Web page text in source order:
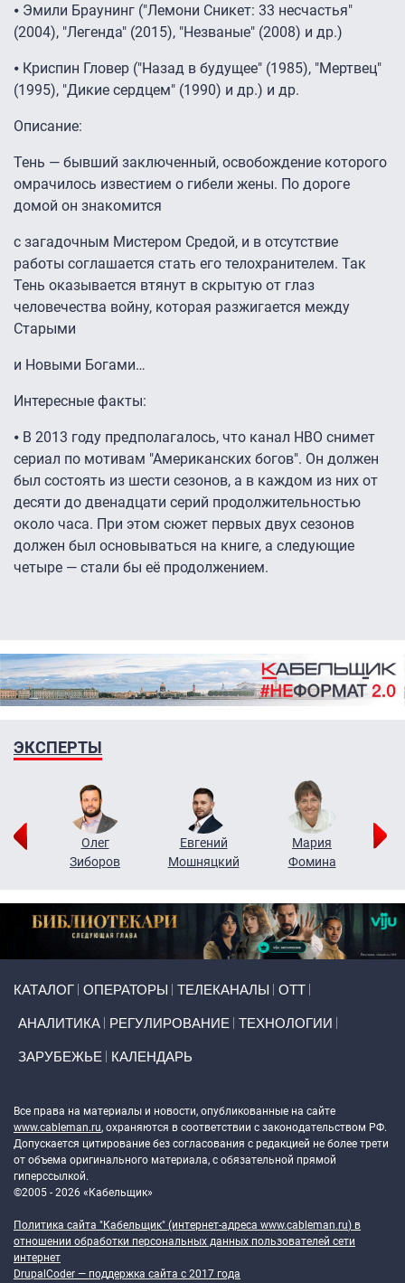
⦁ Эмили Браунинг ("Лемони Сникет: 33 несчастья"
(2004), "Легенда" (2015), "Незваные" (2008) и др.)
⦁ Криспин Гловер ("Назад в будущее" (1985), "Мертвец"
(1995), "Дикие сердцем" (1990) и др.) и др.
Описание:
Тень — бывший заключенный, освобождение которого
омрачилось известием о гибели жены. По дороге
домой он знакомится
с загадочным Мистером Средой, и в отсутствие
работы соглашается стать его телохранителем. Так
Тень оказывается втянут в скрытую от глаз
человечества войну, которая разжигается между
Старыми
и Новыми Богами…
Интересные факты:
⦁ В 2013 году предполагалось, что канал HBO снимет
сериал по мотивам "Американских богов". Он должен
был состоять из шести сезонов, а в каждом из них от
десяти до двенадцати серий продолжительностью
около часа. При этом сюжет первых двух сезонов
должен был основываться на книге, а следующие
четыре — стали бы её продолжением.
ЭКСПЕРТЫ
Олег
Зиборов
Евгений
Мошняцкий
Мария
Фомина
КАТАЛОГ ОПЕРАТОРЫ ТЕЛЕКАНАЛЫ ОТТ
АНАЛИТИКА РЕГУЛИРОВАНИЕ ТЕХНОЛОГИИ
ЗАРУБЕЖЬЕ КАЛЕНДАРЬ
Все права на материалы и новости, опубликованные на сайте
www.cableman.ru, охраняются в соответствии с законодательством РФ.
Допускается цитирование без согласования с редакцией не более трети
от объема оригинального материала, с обязательной прямой
гиперссылкой.
©2005 - 2026 «Кабельщик»
Политика сайта "Кабельщик" (интернет-адреса www.cableman.ru) в
отношении обработки персональных данных пользователей сети
интернет
DrupalCoder — поддержка сайта c 2017 года